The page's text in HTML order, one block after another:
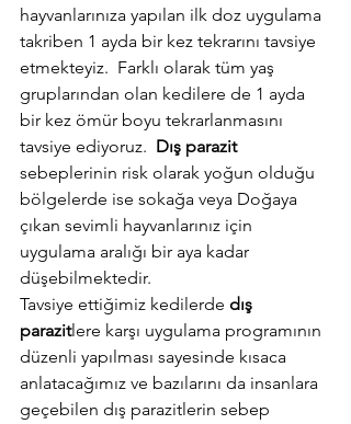
hayvanlarınıza yapılan ilk doz uygulama
takriben 1 ayda bir kez tekrarını tavsiye
etmekteyiz.  Farklı olarak tüm yaş
gruplarından olan kedilere de 1 ayda
bir kez ömür boyu tekrarlanmasını
tavsiye ediyoruz. Dış parazit
sebeplerinin risk olarak yoğun olduğu
bölgelerde ise sokağa veya Doğaya
çıkan sevimli hayvanlarınız için
uygulama aralığı bir aya kadar
düşebilmektedir.
Tavsiye ettiğimiz kedilerde dış
parazitlere karşı uygulama programının
düzenli yapılması sayesinde kısaca
anlatacağımız ve bazılarını da insanlara
geçebilen dış parazitlerin sebep